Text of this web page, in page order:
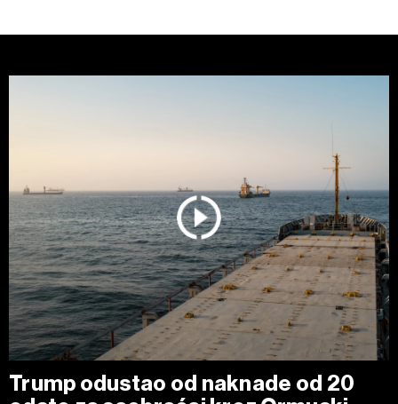
Trump odustao od naknade od 20